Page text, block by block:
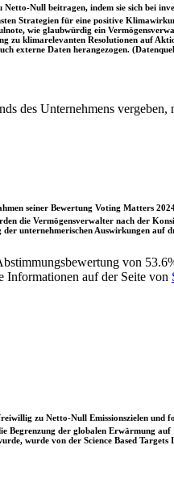
Null beitragen, indem sie sich bei
Strategien für eine positive
wie glaubwürdig ein
zu klimarelevanten Resolutionen auf
externe Daten herangezogen.
des Unternehmens
seiner Bewertung Voting Matters
die Vermögensverwalter nach der
unternehmerischen Auswirkungen
von
Informationen auf der Seite von
zu Netto-Null Emissionszielen und
Begrenzung der globalen Erwärmung
wurde von der Science Based